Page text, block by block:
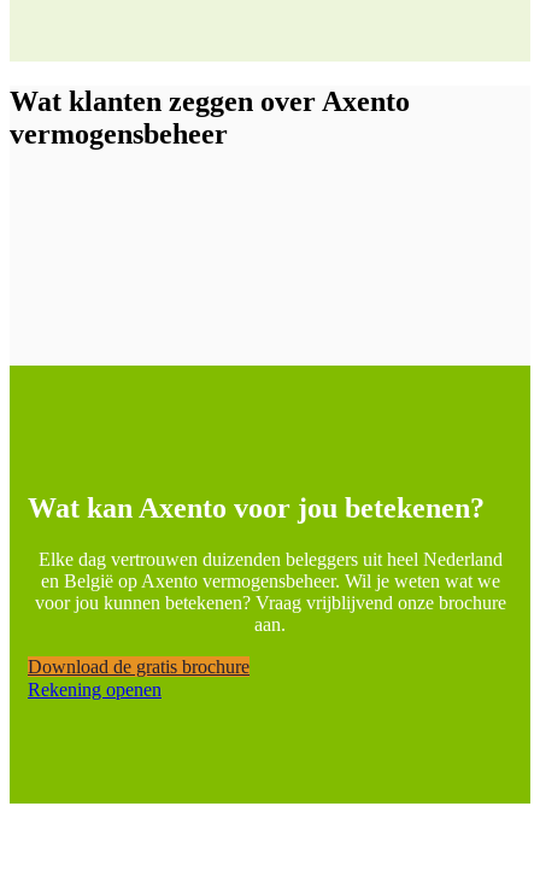
Wat klanten zeggen over Axento
vermogensbeheer
Wat kan Axento voor jou betekenen?
Elke dag vertrouwen duizenden beleggers uit heel Nederland
en België op Axento vermogensbeheer. Wil je weten wat we
voor jou kunnen betekenen? Vraag vrijblijvend onze brochure
aan.
Download de gratis brochure
Rekening openen